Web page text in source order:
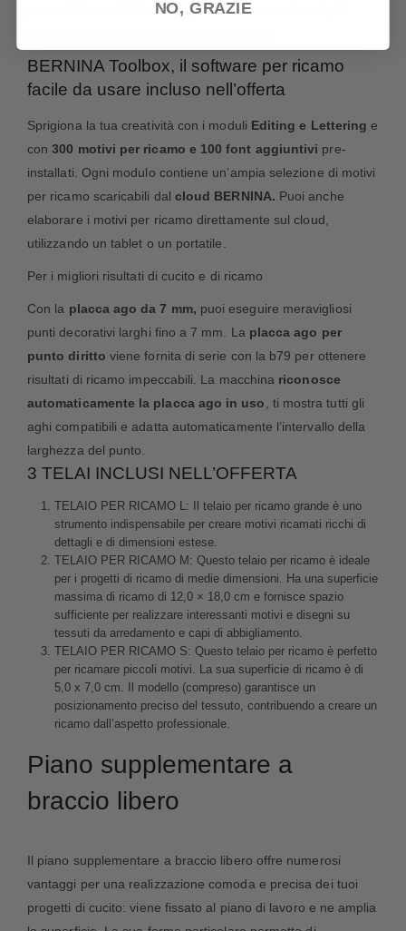
formati di motivi per ricamo
BERNINA Toolbox, il software per ricamo
facile da usare incluso nell’offerta
Sprigiona la tua creatività con i moduli Editing e Lettering e
con300 motivi per ricamo e 100 font aggiuntivi pre-
installati. Ogni modulo contiene un’ampia selezione di motivi
per ricamo scaricabili dal cloud BERNINA. Puoi anche
elaborare i motivi per ricamo direttamente sul cloud,
utilizzando un tablet o un portatile.
Per i migliori risultati di cucito e di ricamo
Con la placca ago da 7 mm, puoi eseguire meravigliosi
punti decorativi larghi fino a 7 mm. La placca ago per
punto diritto viene fornita di serie con la b79 per ottenere
risultati di ricamo impeccabili. La macchina riconosce
automaticamente la placca ago in uso , ti mostra tutti gli
aghi compatibili e adatta automaticamente l’intervallo della
larghezza del punto.
3 TELAI INCLUSI NELL’OFFERTA
TELAIO PER RICAMO L: Il telaio per ricamo grande è uno
strumento indispensabile per creare motivi ricamati ricchi di
dettagli e di dimensioni estese.
TELAIO PER RICAMO M: Questo telaio per ricamo è ideale
per i progetti di ricamo di medie dimensioni. Ha una superficie
massima di ricamo di 12,0 × 18,0 cm e fornisce spazio
sufficiente per realizzare interessanti motivi e disegni su
tessuti da arredamento e capi di abbigliamento.
TELAIO PER RICAMO S: Questo telaio per ricamo è perfetto
per ricamare piccoli motivi. La sua superficie di ricamo è di
5,0 x 7,0 cm. Il modello (compreso) garantisce un
posizionamento preciso del tessuto, contribuendo a creare un
ricamo dall’aspetto professionale.
Piano supplementare a
braccio libero
Il piano supplementare a braccio libero offre numerosi
vantaggi per una realizzazione comoda e precisa dei tuoi
progetti di cucito: viene fissato al piano di lavoro e ne amplia
NO, GRAZIE